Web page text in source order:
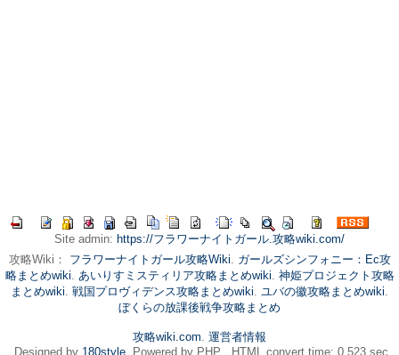
Site admin: https://フラワーナイトガール.攻略wiki.com/
攻略Wiki： フラワーナイトガール攻略Wiki. ガールズシンフォニー：Ec攻
略まとめwiki. あいりすミスティリア攻略まとめwiki. 神姫プロジェクト攻略
まとめwiki. 戦国プロヴィデンス攻略まとめwiki. ユバの徽攻略まとめwiki.
ぼくらの放課後戦争攻略まとめ
攻略wiki.com. 運営者情報
. Designed by 180style . Powered by PHP . HTML convert time: 0.523 sec.